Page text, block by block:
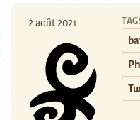
2 août 2021